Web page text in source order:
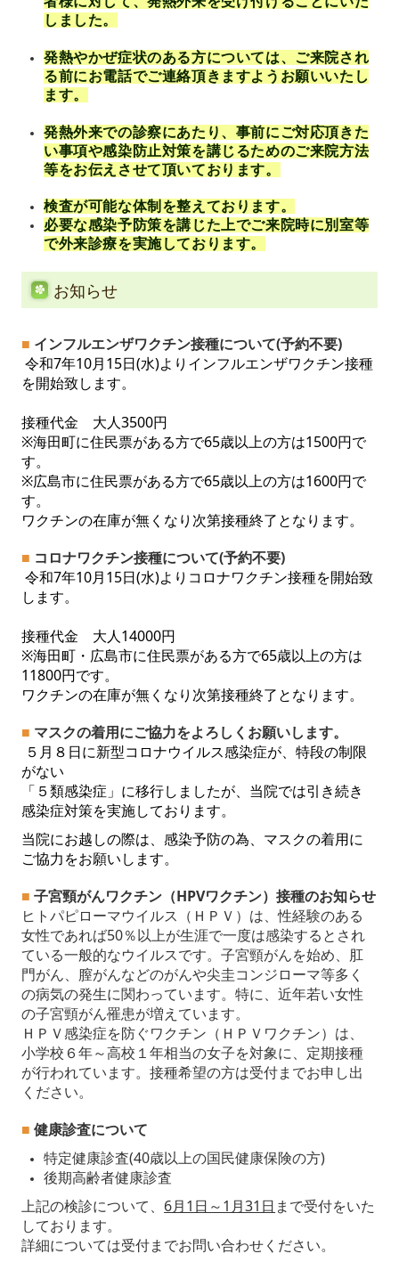
しました。
発熱やかぜ症状のある方については、ご来院され
る前にお電話でご連絡頂きますようお願いいたし
ます。
発熱外来での診察にあたり、事前にご対応頂きた
い事項や感染防止対策を講じるためのご来院方法
等をお伝えさせて頂いております。
検査が可能な体制を整えております。
必要な感染予防策を講じた上でご来院時に別室等
で外来診療を実施しております。
お知らせ
■ インフルエンザワクチン接種について(予約不要)
令和7年10月15日(水)よりインフルエンザワクチン接種
を開始致します。
接種代金 大人3500円
※海田町に住民票がある方で65歳以上の方は1500円で
す。
※広島市に住民票がある方で65歳以上の方は1600円で
す。
ワクチンの在庫が無くなり次第接種終了となります。
■ コロナワクチン接種について(予約不要)
令和7年10月15日(水)よりコロナワクチン接種を開始致
します。
接種代金 大人14000円
※海田町・広島市に住民票がある方で65歳以上の方は
11800円です。
ワクチンの在庫が無くなり次第接種終了となります。
■ マスクの着用にご協力をよろしくお願いします。
５月８日に新型コロナウイルス感染症が、特段の制限
がない
「５類感染症」に移行しましたが、当院では引き続き
感染症対策を実施しております。
当院にお越しの際は、感染予防の為、マスクの着用に
ご協力をお願いします。
■ 子宮頸がんワクチン（HPVワクチン）接種のお知らせ
ヒトパピローマウイルス（ＨＰＶ）は、性経験のある
女性であれば50％以上が生涯で一度は感染するとされ
ている一般的なウイルスです。子宮頸がんを始め、肛
門がん、膣がんなどのがんや尖圭コンジローマ等多く
の病気の発生に関わっています。特に、近年若い女性
の子宮頸がん罹患が増えています。
ＨＰＶ感染症を防ぐワクチン（ＨＰＶワクチン）は、
小学校６年～高校１年相当の女子を対象に、定期接種
が行われています。接種希望の方は受付までお申し出
ください。
■ 健康診査について
特定健康診査(40歳以上の国民健康保険の方)
後期高齢者健康診査
上記の検診について、 6月1日～1月31日 まで受付をいた
しております。
詳細については受付までお問い合わせください。